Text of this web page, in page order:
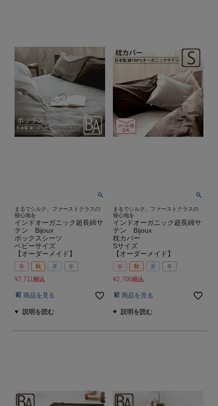
まるでシルク。ファーストクラスの
寝心地を
インドオーガニック超長綿サ
テン Bijoux
ボックスシーツ
ベビーサイズ
【オーダーメイド】
春 秋 夏 冬
¥7,711税込
商品を見る
まるでシルク。ファーストクラスの
寝心地を
インドオーガニック超長綿サ
テン Bijoux
枕カバー
Sサイズ
【オーダーメイド】
春 秋 夏 冬
¥2,706税込
商品を見る